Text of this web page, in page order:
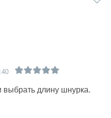
выбрать длину шнурка.